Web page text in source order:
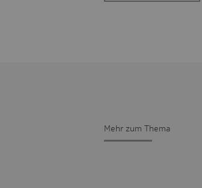
Mehr zum Thema